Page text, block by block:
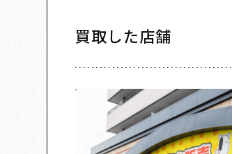
買取した店舗